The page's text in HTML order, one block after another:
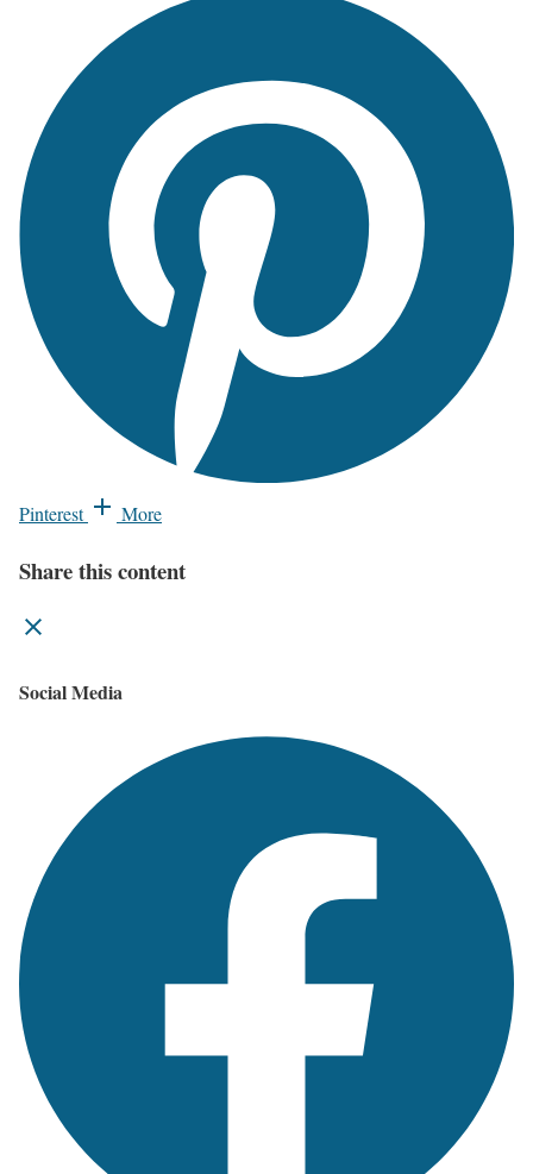
Pinterest More
Share this content
Social Media